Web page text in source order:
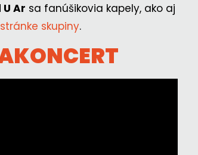
U Ar sa fanúšikovia kapely, ako aj
skupiny.